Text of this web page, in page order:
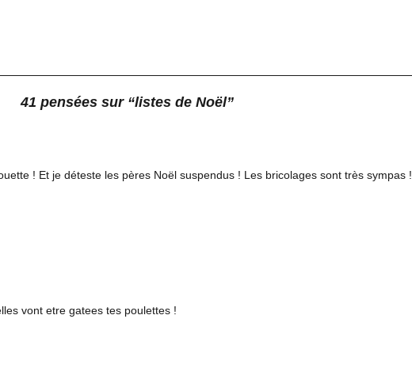
41 pensées sur “listes de Noël”
! Et je déteste les pères Noël suspendus ! Les bricolages sont très sympas !
vont etre gatees tes poulettes !